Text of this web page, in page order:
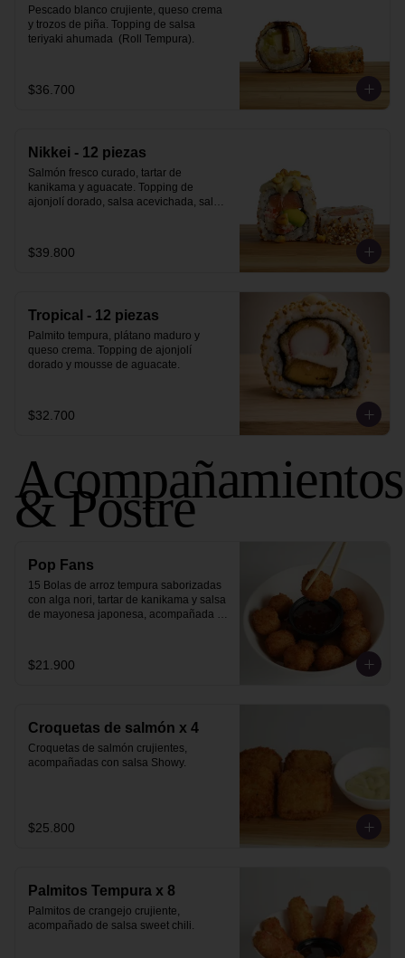
Pescado blanco crujiente, queso crema
y trozos de piña. Topping de salsa
teriyaki ahumada  (Roll Tempura).
$36.700
Nikkei - 12 piezas
Salmón fresco curado, tartar de
kanikama y aguacate. Topping de
ajonjolí dorado, salsa acevichada, salsa
$39.800
Tropical - 12 piezas
Palmito tempura, plátano maduro y
queso crema. Topping de ajonjolí
dorado y mousse de aguacate.
$32.700
Acompañamientos
& Postre
Pop Fans
15 Bolas de arroz tempura saborizadas
con alga nori, tartar de kanikama y salsa
de mayonesa japonesa, acompañada
$21.900
Croquetas de salmón x 4
Croquetas de salmón crujientes,
acompañadas con salsa Showy.
$25.800
Palmitos Tempura x 8
Palmitos de crangejo crujiente,
acompañado de salsa sweet chili.